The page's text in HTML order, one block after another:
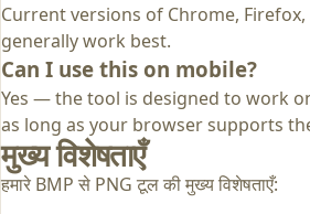
Current versions of Chrome, Firefox,
generally work best.
Can I use this on mobile?
Yes — the tool is designed to work
as long as your browser supports
मुख्य विशेषताएँ
हमारे BMP से PNG टूल की मुख्य विशेषताएँ: